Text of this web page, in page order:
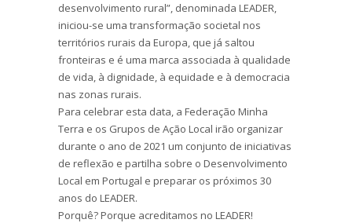
desenvolvimento rural”, denominada LEADER,
iniciou-se uma transformação societal nos
territórios rurais da Europa, que já saltou
fronteiras e é uma marca associada à qualidade
de vida, à dignidade, à equidade e à democracia
nas zonas rurais.
Para celebrar esta data, a Federação Minha
Terra e os Grupos de Ação Local irão organizar
durante o ano de 2021 um conjunto de iniciativas
de reflexão e partilha sobre o Desenvolvimento
Local em Portugal e preparar os próximos 30
anos do LEADER.
Porquê? Porque acreditamos no LEADER!